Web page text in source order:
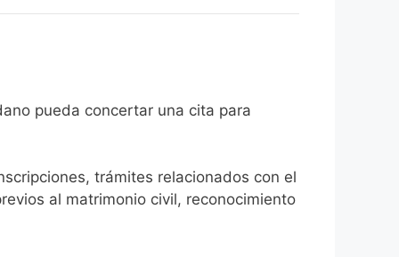
pueda concertar una cita para
trámites relacionados con el
al matrimonio civil, reconocimiento